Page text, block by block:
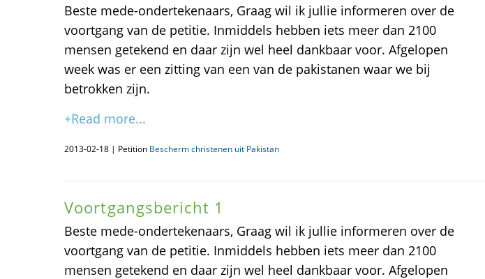
Beste mede-ondertekenaars, Graag wil ik jullie informeren over de
voortgang van de petitie. Inmiddels hebben iets meer dan 2100
mensen getekend en daar zijn wel heel dankbaar voor. Afgelopen
week was er een zitting van een van de pakistanen waar we bij
betrokken zijn.
+Read more...
2013-02-18 | Petition Bescherm christenen uit Pakistan
Voortgangsbericht 1
Beste mede-ondertekenaars, Graag wil ik jullie informeren over de
voortgang van de petitie. Inmiddels hebben iets meer dan 2100
mensen getekend en daar zijn wel heel dankbaar voor. Afgelopen